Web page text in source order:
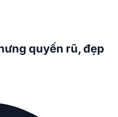
quyến rũ, đẹp